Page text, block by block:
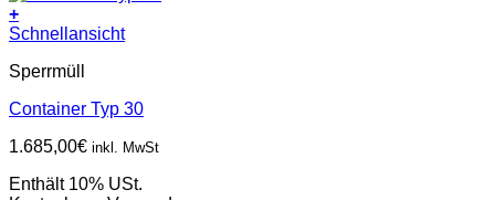
+
Schnellansicht
Sperrmüll
Container Typ 30
1.685,00€ inkl. MwSt
Enthält 10% USt.